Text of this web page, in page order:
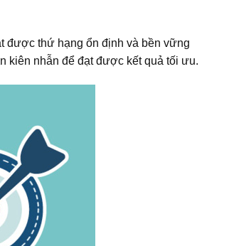
được thứ hạng ổn định và bền vững
kiên nhẫn để đạt được kết quả tối ưu.